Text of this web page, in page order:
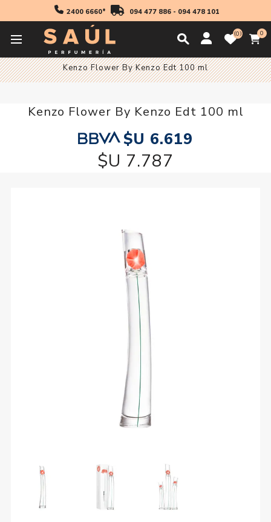
2400 6660* 094 477 886- 094 478 101
0 0
Inicio Fragancias
Kenzo Flower By Kenzo Edt 100 ml
Kenzo Flower By Kenzo Edt 100 ml
$U 6.619
$U 7.787